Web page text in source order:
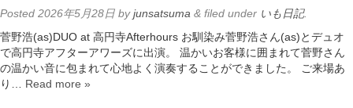
Posted 2026年5月28日 byjunsatsuma & filed under いも日記.
菅野浩(as)DUO at 高円寺Afterhours お馴染み菅野浩さん(as)とデュオ
で高円寺アフターアワーズに出演。 温かいお客様に囲まれて菅野さん
の温かい音に包まれて心地よく演奏することができました。 ご来場あ
り… Read more »